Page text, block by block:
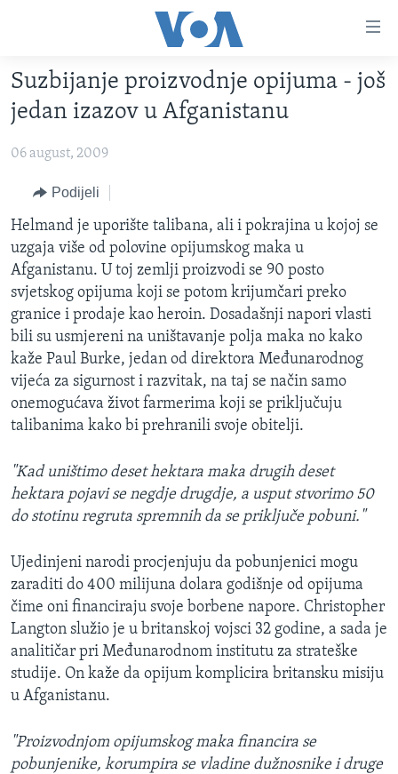
glavni
sadržaj
Pređi
na
navigaciju
Idi
na
pretragu
TV PROGRAM
FOTOGRAFIJE DANA
VIJESTI
SJEDINJENE AMERIČKE DRŽAVE
BOSNA I HERCEGOVINA
SVIJET
NAUKA I TEHNOLOGIJA
SPECIJALNI PROJEKTI
KORUPCIJA
SLOBODA MEDIJA
ŽENSKA STRANA
IZBJEGLIČKA STRANA
MAGAZIN
Learning English
Jezici
Suzbijanje proizvodnje opijuma - još
jedan izazov u Afganistanu
06 august, 2009
Podijeli
Helmand je uporište talibana, ali i pokrajina u kojoj se
uzgaja više od polovine opijumskog maka u
Afganistanu. U toj zemlji proizvodi se 90 posto
svjetskog opijuma koji se potom krijumčari preko
granice i prodaje kao heroin. Dosadašnji napori vlasti
bili su usmjereni na uništavanje polja maka no kako
kaže Paul Burke, jedan od direktora Međunarodnog
vijeća za sigurnost i razvitak, na taj se način samo
onemogućava život farmerima koji se priključuju
talibanima kako bi prehranili svoje obitelji.
"Kad uništimo deset hektara maka drugih deset
hektara pojavi se negdje drugdje, a usput stvorimo 50
do stotinu regruta spremnih da se priključe pobuni."
Ujedinjeni narodi procjenjuju da pobunjenici mogu
zaraditi do 400 milijuna dolara godišnje od opijuma
čime oni financiraju svoje borbene napore. Christopher
Langton služio je u britanskoj vojsci 32 godine, a sada je
analitičar pri Međunarodnom institutu za strateške
studije. On kaže da opijum komplicira britansku misiju
u Afganistanu.
"Proizvodnjom opijumskog maka financira se
pobunjenike, korumpira se vladine dužnosnike i druge